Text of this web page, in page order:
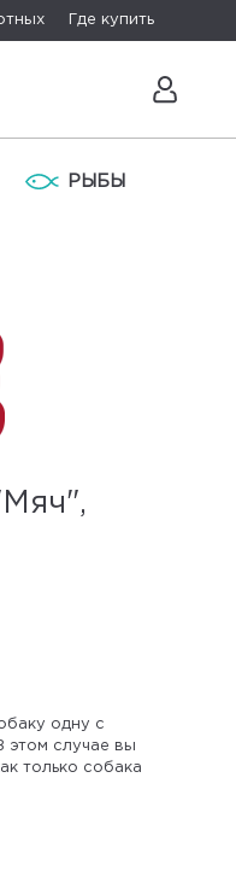
Где купить
РЫБЫ
одну с
этом случае вы
только собака